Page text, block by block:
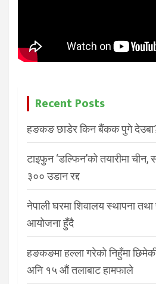
Recent Posts
हङकङ छाडेर किन बैंकक पुगे
टाइफुन ‘डल्फिन’को तयारीमा चीन,
३०० उडान रद्द
नेपाली घरमा शिवालय स्थापना तथा
आयोजना हुँदै
हङकङमा हल्ला गरेको निहुँमा
अनि १५ औं तलाबाट हामफाले